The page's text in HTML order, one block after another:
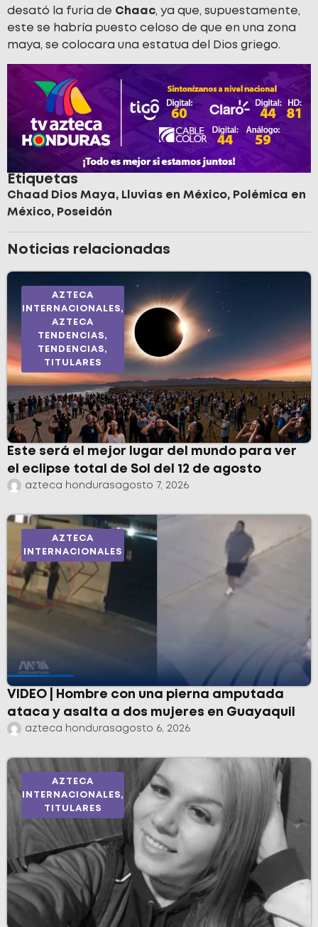
desató la furia de Chaac, ya que, supuestamente,
este se habría puesto celoso de que en una zona
maya, se colocara una estatua del Dios griego.
Etiquetas
Chaad Dios Maya, Lluvias en México, Polémica en
México, Poseidón
Noticias relacionadas
AZTECA
INTERNACIONALES,
AZTECA
TENDENCIAS,
TENDENCIAS,
TITULARES
Este será el mejor lugar del mundo para ver
el eclipse total de Sol del 12 de agosto
azteca hondurasagosto 7, 2026
AZTECA
INTERNACIONALES
VIDEO | Hombre con una pierna amputada
ataca y asalta a dos mujeres en Guayaquil
azteca hondurasagosto 6, 2026
AZTECA
INTERNACIONALES,
TITULARES